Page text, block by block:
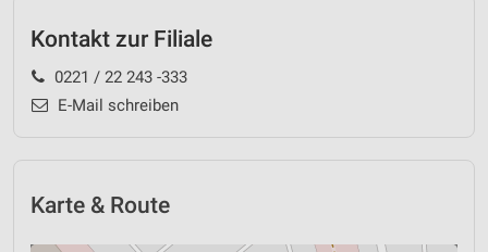
Kontakt zur Filiale
0221 / 22 243 -333
E-Mail schreiben
Karte & Route